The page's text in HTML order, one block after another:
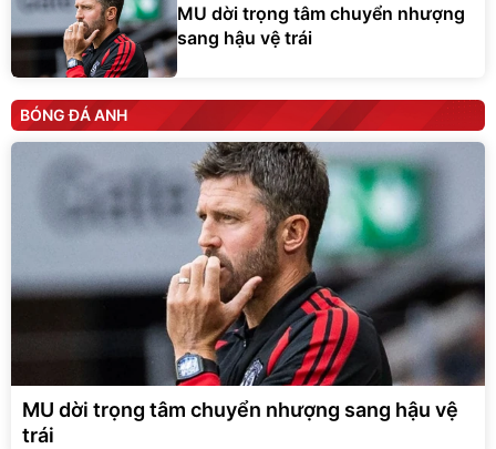
MU dời trọng tâm chuyển nhượng
sang hậu vệ trái
BÓNG ĐÁ ANH
MU dời trọng tâm chuyển nhượng sang hậu vệ
trái